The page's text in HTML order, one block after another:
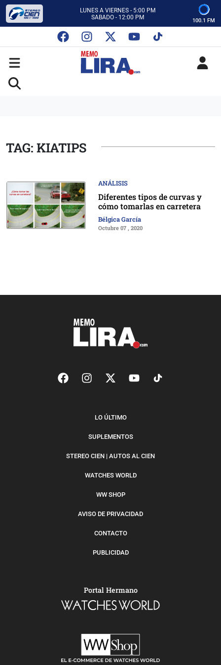
LUNES A VIERNES - 5:00 PM
SABADO - 12:00 PM
CON MEMO LIRA Y SU EQUIPO
LUNES A VIERNES - 5:00 PM
SABADO - 12:00 PM
100.1 FM
TAG: KIATIPS
ANÁLISIS
Diferentes tipos de curvas y
cómo tomarlas en carretera
Bélgica García
Octubre 07 , 2020
LO ÚLTIMO
SUPLEMENTOS
STEREO CIEN | AUTOS AL CIEN
WATCHES WORLD
WW SHOP
AVISO DE PRIVACIDAD
CONTACTO
PUBLICIDAD
Portal Hermano